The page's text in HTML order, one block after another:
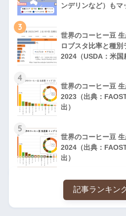
ンデリンなど）もマ
3
世界のコーヒー豆
ロブスタ比率と種別
2024（USDA：米国
4
世界のコーヒー豆
2023（出典：
出）
5
世界のコーヒー豆
2024（出典：
出）
記事ランキン